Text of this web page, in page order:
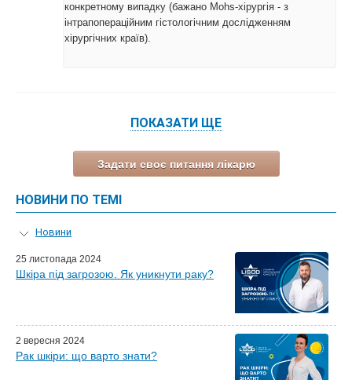
конкретному випадку (бажано Mohs-хірургія - з
інтрапопераційним гістологічним дослідженням
хірургічних країв).
ПОКАЗАТИ ЩЕ
Задати своє питання лікарю
НОВИНИ ПО ТЕМІ
Новини
Персональний гід
Віртуальний тур
Ефіри LISOD-онлайн
25 листопада 2024
Шкіра під загрозою. Як уникнути раку?
2 вересня 2024
Рак шкіри: що варто знати?